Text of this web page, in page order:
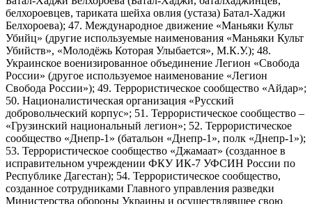
белхороевцев, тариката шейха овлия (устаза) Батал-Хаджи
Белхороева); 47. Международное движение «Маньяки Культ
Убийц» (другие используемые наименования «Маньяки Культ
Убийств», «Молодёжь Которая Улыбается», М.К.У.); 48.
Украинское военизированное объединение Легион «Свобода
России» (другое используемое наименование «Легион
Свобода России»); 49. Террористическое сообщество «Айдар»;
50. Националистическая организация «Русский
добровольческий корпус»; 51. Террористическое сообщество –
«Грузинский национальный легион»; 52. Террористическое
сообщество «Днепр-1» (батальон «Днепр-1», полк «Днепр-1»);
53. Террористическое сообщество «Джамаат» (созданное в
исправительном учреждении ФКУ ИК-7 УФСИН России по
Республике Дагестан); 54. Террористическое сообщество,
созданное сотрудниками Главного управления разведки
Министерства обороны Украины и осуществлявшее свою